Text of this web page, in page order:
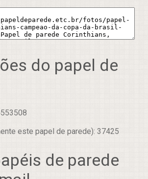
do papel de
este papel de parede): 37425
de parede